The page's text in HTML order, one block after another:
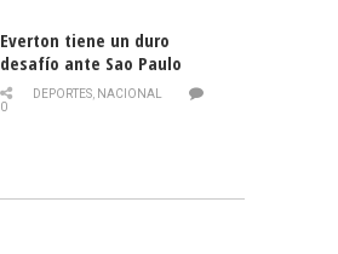
Everton tiene un duro
desafío ante Sao Paulo
DEPORTES, NACIONAL
0